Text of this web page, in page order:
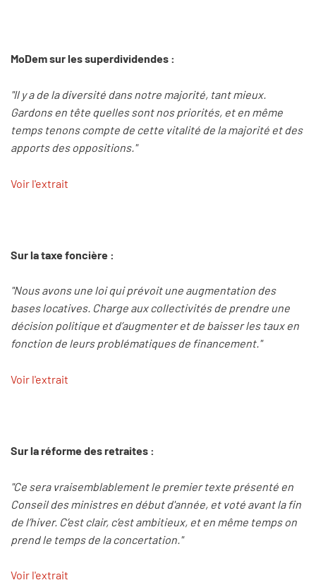
MoDem sur les superdividendes :
"Il y a de la diversité dans notre majorité, tant mieux.
Gardons en tête quelles sont nos priorités, et en même
temps tenons compte de cette vitalité de la majorité et des
apports des oppositions."
Voir l'extrait
Sur la taxe foncière :
"Nous avons une loi qui prévoit une augmentation des
bases locatives. Charge aux collectivités de prendre une
décision politique et d’augmenter et de baisser les taux en
fonction de leurs problématiques de financement."
Voir l'extrait
Sur la réforme des retraites :
"Ce sera vraisemblablement le premier texte présenté en
Conseil des ministres en début d'année, et voté avant la fin
de l’hiver. C’est clair, c’est ambitieux, et en même temps on
prend le temps de la concertation."
Voir l'extrait